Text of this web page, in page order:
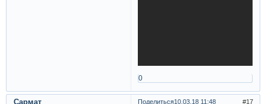
0
Поделиться 17
10.03.18 11:48
Сармат